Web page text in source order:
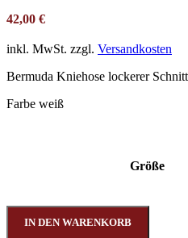
42,00 €
inkl. MwSt. zzgl. Versandkosten
Bermuda Kniehose lockerer
Farbe weiß
Größe
IN DEN WARENKORB